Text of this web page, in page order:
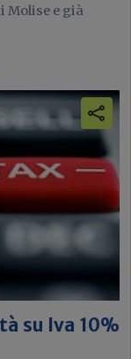
Molise e già
su Iva 10%